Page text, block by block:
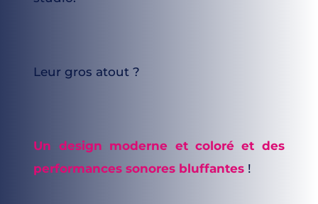
Leur gros atout ?
Un design moderne et coloré et des
performances sonores bluffantes !